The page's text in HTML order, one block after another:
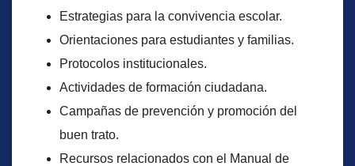
Estrategias para la convivencia escolar.
Orientaciones para estudiantes y familias.
Protocolos institucionales.
Actividades de formación ciudadana.
Campañas de prevención y promoción del
buen trato.
Recursos relacionados con el Manual de